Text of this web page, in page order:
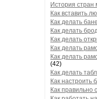
История стран
Как вставить
Как делать
Как делать
Как делать
Как делать
Как делать
(42)
Как делать
Как настроить
Как правильно